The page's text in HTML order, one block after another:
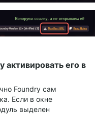
активировать его в
Foundry сам
Если в окне
выделен